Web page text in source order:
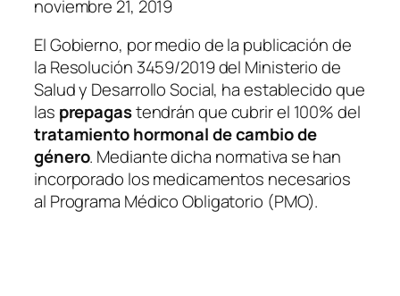
noviembre 21, 2019
El Gobierno, por medio de la publicación de
la Resolución 3459/2019 del Ministerio de
Salud y Desarrollo Social, ha establecido que
las prepagastendrán que cubrir el 100% del
tratamiento hormonal de cambio de
género. Mediante dicha normativa se han
incorporado los medicamentos necesarios
al Programa Médico Obligatorio (PMO).